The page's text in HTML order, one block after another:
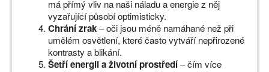
má přímý vliv na naši náladu a energie z něj
vyzařující působí optimisticky.
Chrání zrak– oči jsou méně namáhané než při
umělém osvětlení, které často vytváří nepřirozené
kontrasty a blikání.
Šetří energii a životní prostředí– čím více